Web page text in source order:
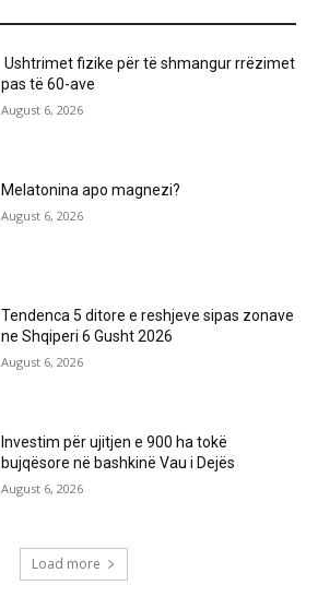
Ushtrimet fizike për të shmangur rrëzimet
pas të 60-ave
August 6, 2026
Melatonina apo magnezi?
August 6, 2026
Tendenca 5 ditore e reshjeve sipas zonave
ne Shqiperi 6 Gusht 2026
August 6, 2026
Investim për ujitjen e 900 ha tokë
bujqësore në bashkinë Vau i Dejës
August 6, 2026
Load more